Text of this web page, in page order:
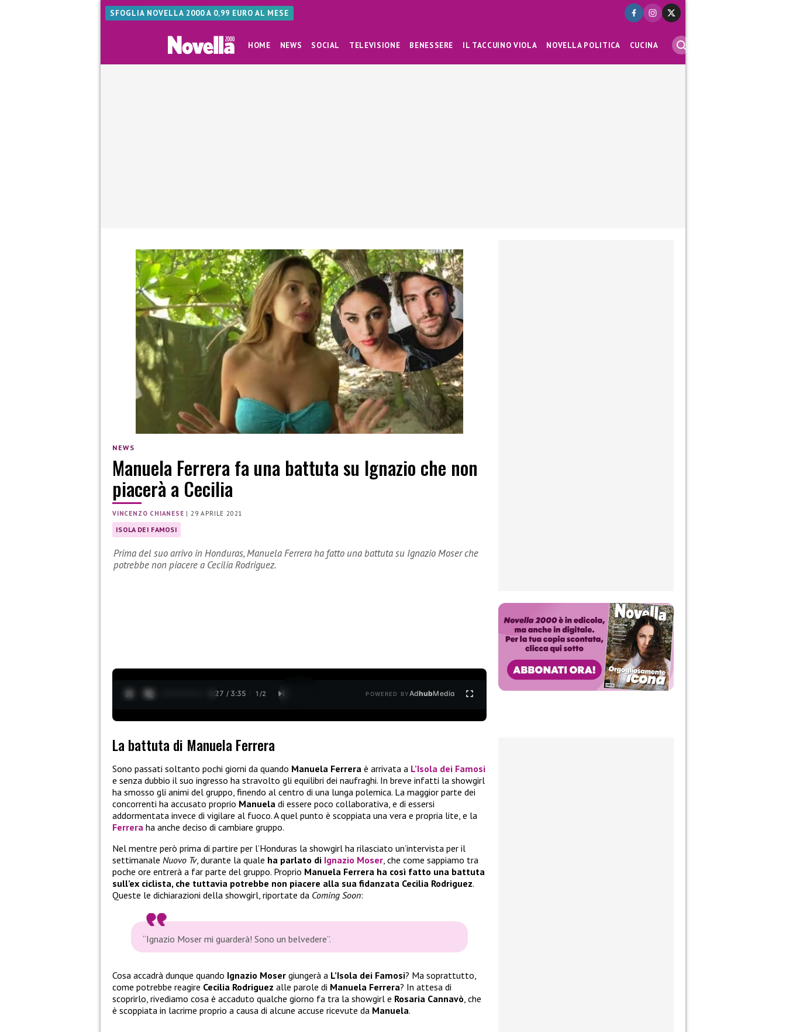
SFOGLIA NOVELLA 2000 A 0,99 EURO AL MESE
HOME NEWS SOCIAL TELEVISIONE BENESSERE IL TACCUINO VIOLA NOVELLA POLITICA CUCINA
NEWS
Manuela Ferrera fa una battuta su Ignazio che non
piacerà a Cecilia
VINCENZO CHIANESE |29 APRILE 2021
ISOLA DEI FAMOSI
Prima del suo arrivo in Honduras, Manuela Ferrera ha fatto una battuta su Ignazio Moser che
potrebbe non piacere a Cecilia Rodriguez.
0:28 / 3:35 1 /2 POWERED BYAdhubMedia
La battuta di Manuela Ferrera
Sono passati soltanto pochi giorni da quando Manuela Ferrera è arrivata a L’Isola dei Famosi
e senza dubbio il suo ingresso ha stravolto gli equilibri dei naufraghi. In breve infatti la showgirl
ha smosso gli animi del gruppo, finendo al centro di una lunga polemica. La maggior parte dei
concorrenti ha accusato proprio Manuela di essere poco collaborativa, e di essersi
addormentata invece di vigilare al fuoco. A quel punto è scoppiata una vera e propria lite, e la
Ferrera ha anche deciso di cambiare gruppo.
Nel mentre però prima di partire per l’Honduras la showgirl ha rilasciato un’intervista per il
settimanale Nuovo Tv, durante la quale ha parlato di Ignazio Moser, che come sappiamo tra
poche ore entrerà a far parte del gruppo. Proprio Manuela Ferrera ha così fatto una battuta
sull’ex ciclista, che tuttavia potrebbe non piacere alla sua fidanzata Cecilia Rodriguez.
Queste le dichiarazioni della showgirl, riportate da Coming Soon:
“Ignazio Moser mi guarderà! Sono un belvedere”.
Cosa accadrà dunque quando Ignazio Moser giungerà a L’Isola dei Famosi? Ma soprattutto,
come potrebbe reagire Cecilia Rodriguez alle parole di Manuela Ferrera? In attesa di
scoprirlo, rivediamo cosa è accaduto qualche giorno fa tra la showgirl e Rosaria Cannavò, che
è scoppiata in lacrime proprio a causa di alcune accuse ricevute da Manuela.